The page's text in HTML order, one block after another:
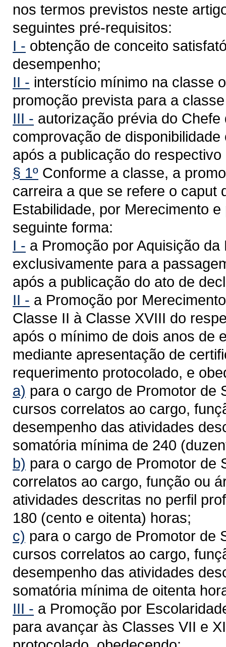
nos termos previstos neste
seguintes pré-requisitos:
I - obtenção de conceito
desempenho;
II - interstício mínimo na classe
promoção prevista para a
III - autorização prévia do
comprovação de
após a publicação do
§ 1º Conforme a classe, a
carreira a que se refere o caput
Estabilidade, por Merecimento
seguinte forma:
I - a Promoção por Aquisição
exclusivamente para a
após a publicação do ato de
II - a Promoção por
Classe II à Classe XVIII do
após o mínimo de dois anos de
mediante apresentação de
requerimento protocolado, e
a) para o cargo de Promotor de
cursos correlatos ao cargo,
desempenho das atividades
somatória mínima de 240
b) para o cargo de Promotor de
correlatos ao cargo, função ou
atividades descritas no perfil
180 (cento e oitenta) horas;
c) para o cargo de Promotor de
cursos correlatos ao cargo,
desempenho das atividades
somatória mínima de oitenta
III - a Promoção por
para avançar às Classes VII e